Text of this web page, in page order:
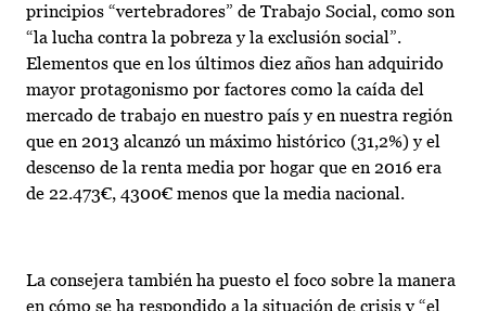
principios “vertebradores” de Trabajo Social, como son
“la lucha contra la pobreza y la exclusión social”.
Elementos que en los últimos diez años han adquirido
mayor protagonismo por factores como la caída del
mercado de trabajo en nuestro país y en nuestra región
que en 2013 alcanzó un máximo histórico (31,2%) y el
descenso de la renta media por hogar que en 2016 era
de 22.473€, 4300€ menos que la media nacional.
La consejera también ha puesto el foco sobre la manera
en cómo se ha respondido a la situación de crisis y “el